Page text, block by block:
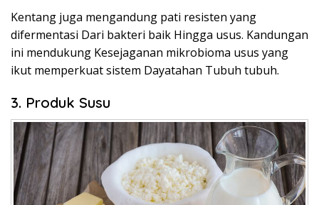
Kentang juga mengandung pati resisten yang
difermentasi Dari bakteri baik Hingga usus. Kandungan
ini mendukung Kesejaganan mikrobioma usus yang
ikut memperkuat sistem Dayatahan Tubuh tubuh.
3. Produk Susu